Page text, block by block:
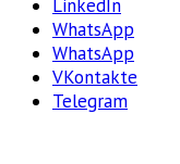
LinkedIn
WhatsApp
WhatsApp
VKontakte
Telegram